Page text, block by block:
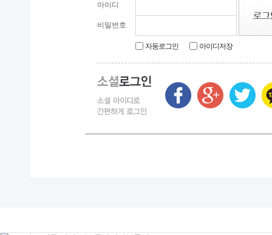
아이디
비밀번호
자동로그인 아이디저장